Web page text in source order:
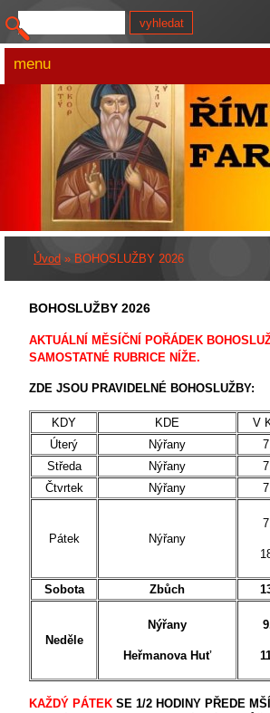
Úvod » BOHOSLUŽBY 2026
BOHOSLUŽBY 2026
AKTUÁLNÍ MĚSÍČNÍ POŘÁDEK
SAMOSTATNÉ RUBRICE NÍŽE.
ZDE JSOU PRAVIDELNÉ BOHOSLUŽBY:
KDY KDE V
Úterý
Nýřany
Středa
Nýřany
Čtvrtek
Nýřany
Pátek Nýřany
Sobota Zbůch
Neděle
Nýřany
Heřmanova Huť
KAŽDÝ PÁTEK SE 1/2 HODINY PŘEDE
menu